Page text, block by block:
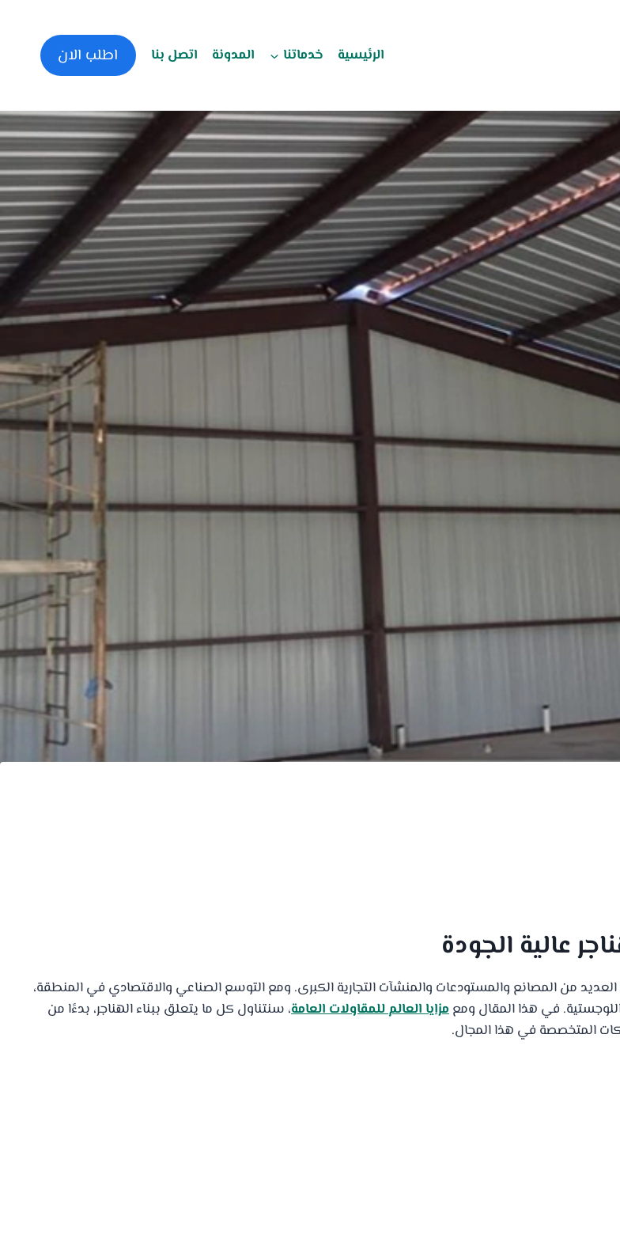
الرئيسية خدماتنا المدونة اتصل بنا اطلب الان
عالية الجودة
من المصانع والمستودعات والمنشآت التجارية الكبرى. ومع التوسع الصناعي والاقتصادي في المنطقة،
اللوجستية. في هذا المقال ومعمزايا العالم للمقاولات العامة، سنتناول كل ما يتعلق ببناء الهناجر، بدءًا من
المتخصصة في هذا المجال.